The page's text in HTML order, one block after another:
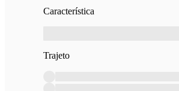
Característica
Trajeto